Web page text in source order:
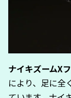
ナイキズームX
により、足に全